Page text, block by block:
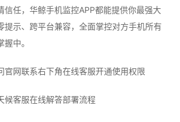
信任，华鲸手机监控APP都能提供你最强大
提示、跨平台兼容，全面掌控对方手机所有
中。
官网联系右下角在线客服开通使用权限
候客服在线解答部署流程